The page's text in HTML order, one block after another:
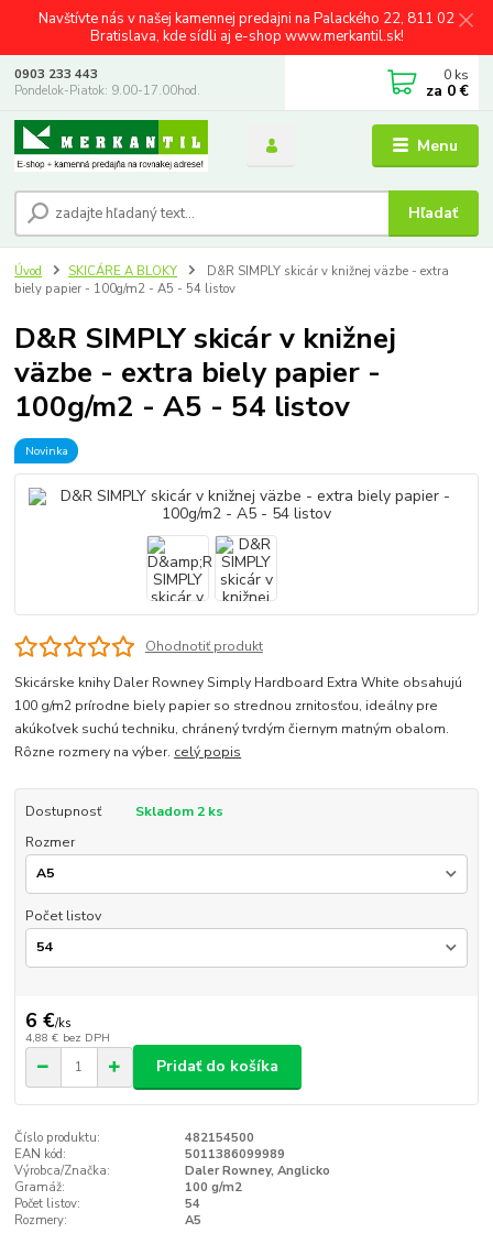
Navštívte nás v našej kamennej predajni na Palackého 22, 811 02
Bratislava, kde sídli aj e-shop www.merkantil.sk!
Menu
Hľadať
0903 233 443
Pondelok-Piatok: 9.00-17.00hod.
0 ks
za 0 €
Úvod SKICÁRE A BLOKY
D&R SIMPLY skicár v knižnej väzbe - extra
biely papier - 100g/m2 - A5 - 54 listov
D&R SIMPLY skicár v knižnej
väzbe - extra biely papier -
100g/m2 - A5 - 54 listov
Novinka
Ohodnotiť produkt
Skicárske knihy Daler Rowney Simply Hardboard Extra White obsahujú
100 g/m2 prírodne biely papier so strednou zrnitosťou, ideálny pre
akúkoľvek suchú techniku, chránený tvrdým čiernym matným obalom.
Rôzne rozmery na výber. celý popis
Dostupnosť
Skladom 2 ks
Rozmer
Počet listov
6 €/ks
4,88 € bez DPH
Pridať do košíka
Číslo produktu:
482154500
EAN kód:
5011386099989
Výrobca/Značka:
Daler Rowney, Anglicko
Gramáž:
100 g/m2
Počet listov:
54
Rozmery:
A5